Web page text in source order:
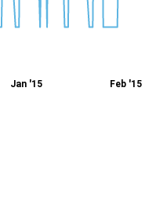
Jan '15 Feb '15